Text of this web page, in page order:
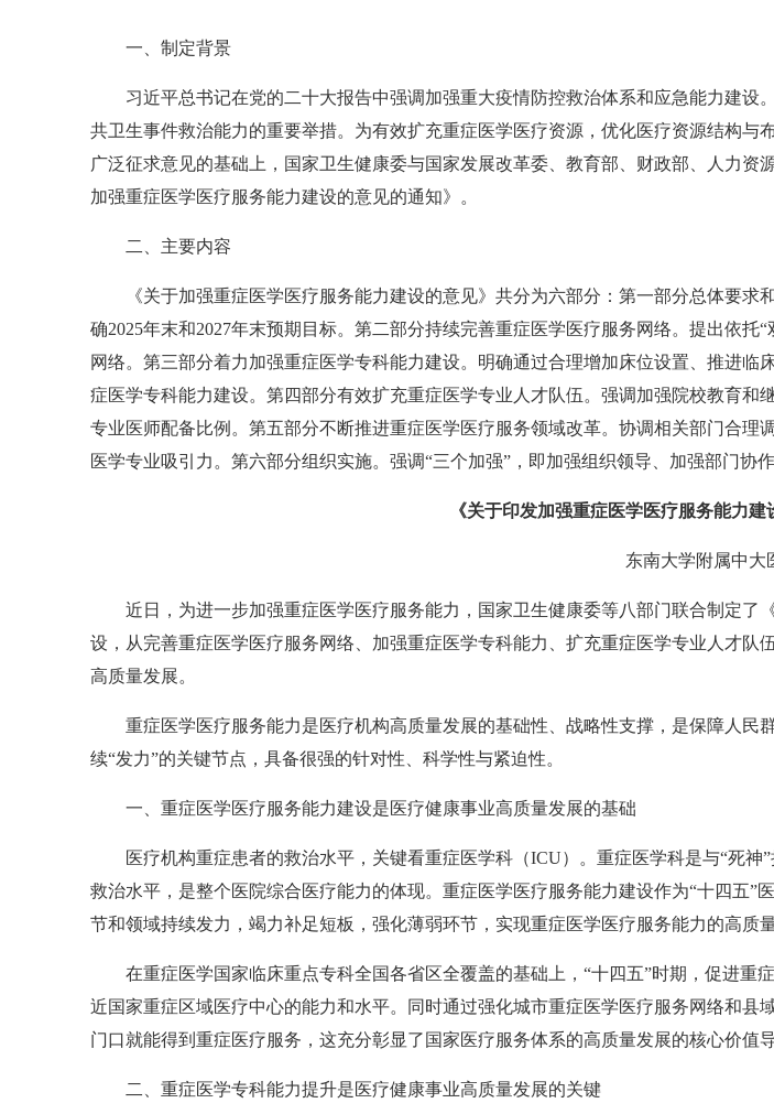
一、制定背景
习近平总书记在党的二十大报告中强调加强重大疫情防控救治体系和应急能力建
共卫生事件救治能力的重要举措。为有效扩充重症医学医疗资源，优化医疗资源结构与
广泛征求意见的基础上，国家卫生健康委与国家发展改革委、教育部、财政部、人力
加强重症医学医疗服务能力建设的意见的通知》。
二、主要内容
《关于加强重症医学医疗服务能力建设的意见》共分为六部分：第一部分总体要
确2025年末和2027年末预期目标。第二部分持续完善重症医学医疗服务网络。提出依
网络。第三部分着力加强重症医学专科能力建设。明确通过合理增加床位设置、推进
症医学专科能力建设。第四部分有效扩充重症医学专业人才队伍。强调加强院校教育
专业医师配备比例。第五部分不断推进重症医学医疗服务领域改革。协调相关部门合
医学专业吸引力。第六部分组织实施。强调“三个加强”，即加强组织领导、加强部门协
《关于印发加强重症医学医疗服务能力建
东南大学附属中大
近日，为进一步加强重症医学医疗服务能力，国家卫生健康委等八部门联合制定
设，从完善重症医学医疗服务网络、加强重症医学专科能力、扩充重症医学专业人才
高质量发展。
重症医学医疗服务能力是医疗机构高质量发展的基础性、战略性支撑，是保障人
续“发力”的关键节点，具备很强的针对性、科学性与紧迫性。
一、重症医学医疗服务能力建设是医疗健康事业高质量发展的基础
医疗机构重症患者的救治水平，关键看重症医学科（ICU）。重症医学科是与“死
救治水平，是整个医院综合医疗能力的体现。重症医学医疗服务能力建设作为“十四五
节和领域持续发力，竭力补足短板，强化薄弱环节，实现重症医学医疗服务能力的高质量
在重症医学国家临床重点专科全国各省区全覆盖的基础上，“十四五”时期，促进
近国家重症区域医疗中心的能力和水平。同时通过强化城市重症医学医疗服务网络和
门口就能得到重症医疗服务，这充分彰显了国家医疗服务体系的高质量发展的核心价值导
二、重症医学专科能力提升是医疗健康事业高质量发展的关键